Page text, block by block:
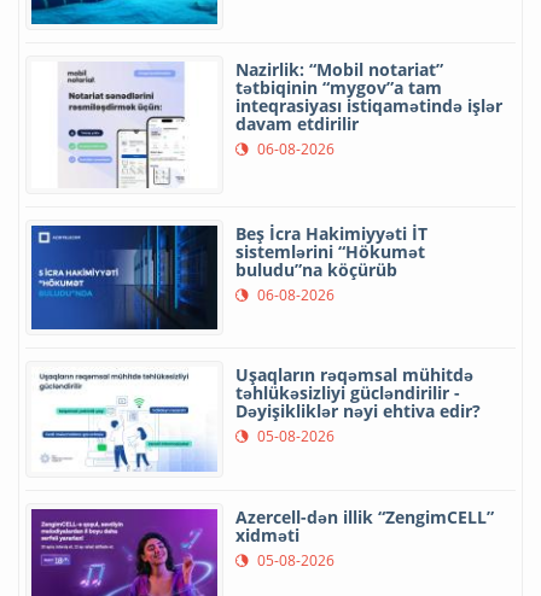
Nazirlik: “Mobil notariat”
tətbiqinin “mygov”a tam
inteqrasiyası istiqamətində işlər
davam etdirilir
06-08-2026
Beş İcra Hakimiyyəti İT
sistemlərini “Hökumət
buludu”na köçürüb
06-08-2026
Uşaqların rəqəmsal mühitdə
təhlükəsizliyi gücləndirilir -
Dəyişikliklər nəyi ehtiva edir?
05-08-2026
Azercell-dən illik “ZengimCELL”
xidməti
05-08-2026